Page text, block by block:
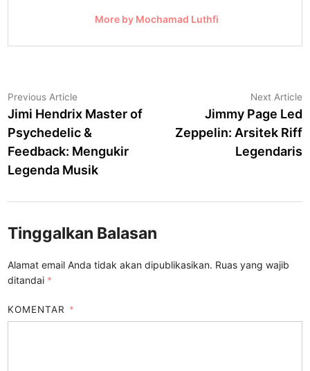
More by Mochamad Luthfi
Navigasi
pos
Previous Article
article:
Jimi Hendrix Master of
Psychedelic &
Feedback: Mengukir
Legenda Musik
Next Article
Jimmy Page Led
Zeppelin: Arsitek Riff
Legendaris
Tinggalkan Balasan
Alamat email Anda tidak akan dipublikasikan. Ruas yang wajib
ditandai *
KOMENTAR *